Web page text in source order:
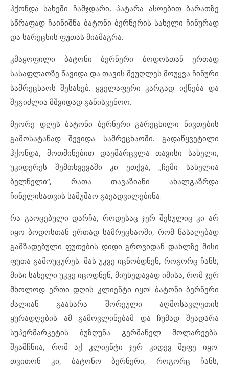
ჰქონდა სახეში ჩამჯდარი, პატარა ასოებით ბარათზე
სწრაფად ჩაინიშნა ბატონი ბერნერის სახელი ჩინურად
და სარეცხის ფუთას მიამაგრა.
კმაყოფილი ბატონი ბერნერი ბოდოსთან ერთად
სასაფლაოზე წავიდა და თავის მეუღლეს მოუყვა ჩინური
სამრეცხაოს შესახებ. ყველაფერი კარგად იქნება და
შეგიძლია მშვიდად განისვენოო.
მეორე დღეს ბატონი ბერნერი გარეცხილი ნივთების
გამოსატანად შევიდა სამრეცხაოში. გადაწყვეტილი
ჰქონდა, მოთმინებით დაემარცვლა თავისი სახელი,
უკიდერეს შემთხვევაში კი ეთქვა, „ჩემი სახელია
ბელნელი“, რათა თავაზიანი ახალგაზრდა
ჩინელისათვის სამუშაო გაეადვილებინა.
რა გაოცებული დარჩა, როდესაც ჯერ შესულიც კი არ
იყო ბოდოსთან ერთად სამრეცხაოში, რომ წასაღებად
გამზადებული ფუთების დიდი გროვიდან დახლზე მისი
ფუთა გამოუცურეს. მას უკვე იცნობდნენ, როგორც ჩანს,
მისი სახელი უკვე იცოდნენ, მიუხედავად იმისა, რომ ჯერ
მხოლოდ ერთი დღის კლიენტი იყო! ბატონი ბერნერი
ძალიან გაახარა შორეული აღმოსავლეთის
ყურადღების ამ გამოვლინებამ და ჩუმად შეადარა
სუპერმარკეტის ბუზღუნა გერმანელ მოლარეებს.
შეამჩნია, რომ აქ კლიენტი ჯერ კიდევ მეფე იყო.
თვითონ კი, ბატონო ბერნერი, როგორც ჩანს,